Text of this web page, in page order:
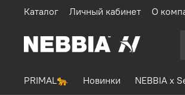
Каталог Личный кабинет О
PRIMAL🐆 Новинки NEBBIA x